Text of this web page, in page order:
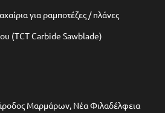
για ραμποτέζες / πλάνες
(TCT Carbide Sawblade)
Μαρμάρων, Νέα Φιλαδέλφεια